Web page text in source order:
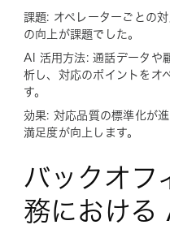
課題: オペレーターごとの
の向上が課題でした。
AI 活用方法: 通話データや
析し、対応のポイントをオ
す。
効果: 対応品質の標準化が
満足度が向上します。
バックオフ
務における